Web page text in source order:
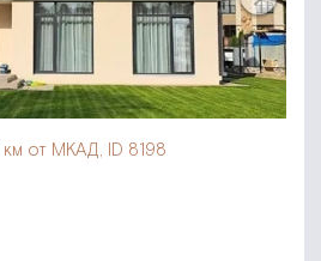
от МКАД, ID 8198